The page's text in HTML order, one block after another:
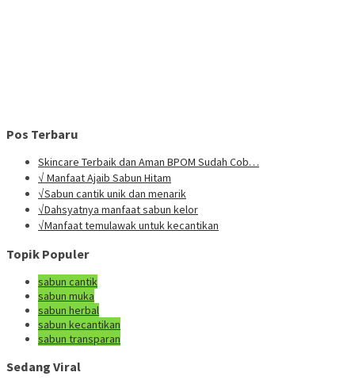
Pos Terbaru
Skincare Terbaik dan Aman BPOM Sudah Cob…
√ Manfaat Ajaib Sabun Hitam
√Sabun cantik unik dan menarik
√Dahsyatnya manfaat sabun kelor
√Manfaat temulawak untuk kecantikan
Topik Populer
sabun cantik
sabun muka
sabun herbal
sabun kecantikan
sabun transparan
Sedang Viral